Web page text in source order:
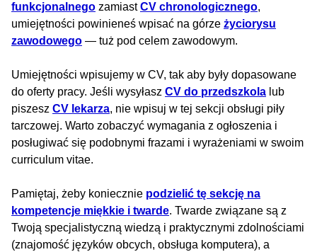
funkcjonalnego zamiastCV chronologicznego,
umiejętności powinieneś wpisać na górze życiorysu
zawodowego — tuż pod celem zawodowym.
Umiejętności wpisujemy w CV, tak aby były dopasowane
do oferty pracy. Jeśli wysyłasz CV do przedszkola lub
piszesz CV lekarza, nie wpisuj w tej sekcji obsługi piły
tarczowej. Warto zobaczyć wymagania z ogłoszenia i
posługiwać się podobnymi frazami i wyrażeniami w swoim
curriculum vitae.
Pamiętaj, żeby koniecznie podzielić tę sekcję na
kompetencje miękkie i twarde. Twarde związane są z
Twoją specjalistyczną wiedzą i praktycznymi zdolnościami
(znajomość języków obcych, obsługa komputera), a